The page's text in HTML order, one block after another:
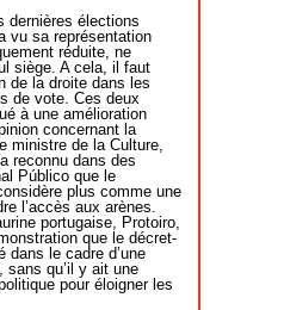
dernières élections
vu sa représentation
réduite, ne
siège. A cela, il faut
de la droite dans les
de vote. Ces deux
à une amélioration
concernant la
ministre de la Culture,
reconnu dans des
Público que le
plus comme une
l’accès aux arènes.
portugaise, Protoiro,
que le décret-
dans le cadre d’une
sans qu’il y ait une
pour éloigner les